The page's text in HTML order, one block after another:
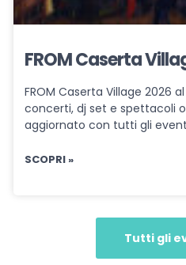
FROM Caserta
FROM Caserta Village 2026
concerti, dj set e spettacoli
aggiornato con tutti gli
SCOPRI »
Tutti gli